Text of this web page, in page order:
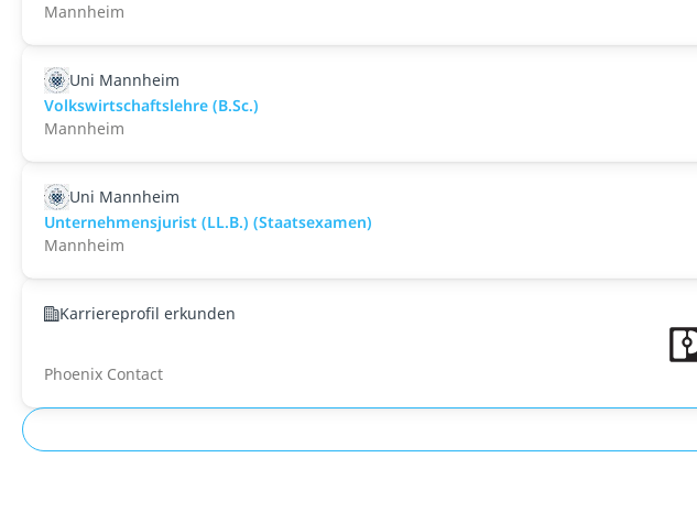
Mannheim
Uni Mannheim
Volkswirtschaftslehre (B.Sc.)
Mannheim
Uni Mannheim
Unternehmensjurist (LL.B.) (Staatsexamen)
Mannheim
Karriereprofil erkunden
Phoenix Contact